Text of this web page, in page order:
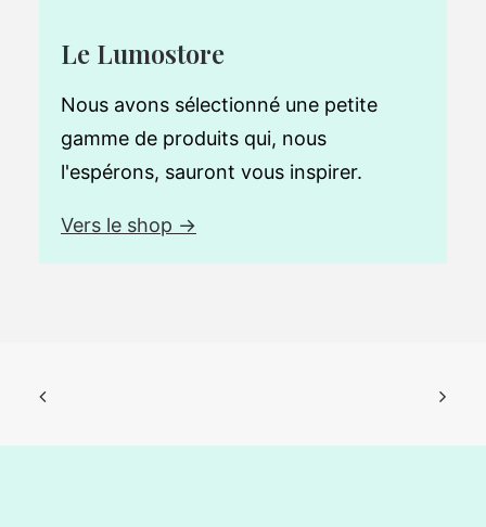
Le Lumostore
Nous avons sélectionné une petite
gamme de produits qui, nous
l'espérons, sauront vous inspirer.
Vers le shop →